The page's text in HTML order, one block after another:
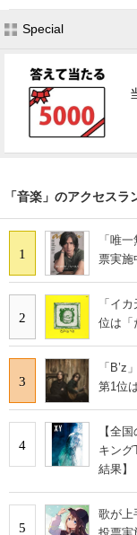
Special
「音楽」のアクセスラ
1
「唯
票実施
2
「イ
位は「
3
「
第1位
4
【全
キン
結果】
5
歌が上